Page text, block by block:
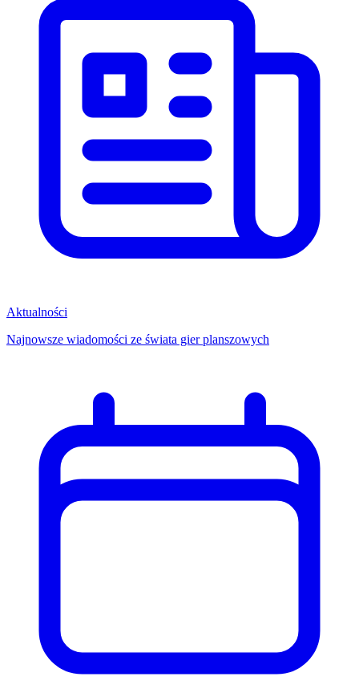
Aktualności
Najnowsze wiadomości ze świata gier planszowych